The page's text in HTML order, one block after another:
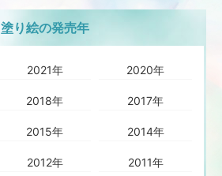
塗り絵の発売年
2021年 2020年
2018年 2017年
2015年 2014年
2012年 2011年